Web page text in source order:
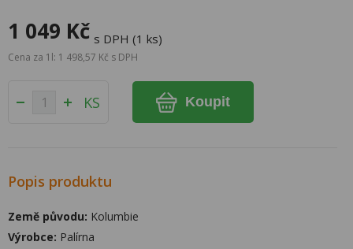
1 049 Kč s DPH (1 ks)
Cena za 1l: 1 498,57 Kč s DPH
KS Koupit
Popis produktu
Země původu: Kolumbie
Výrobce: Palírna